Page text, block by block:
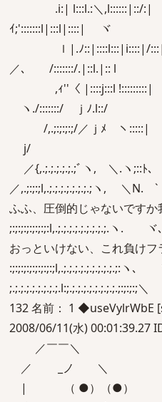
.i:| l:::l.:＼
ｲ;':::::::l|:::l|::::| ヾ
ｌ|.ﾉ
／､ /:::::::/.|::l.|:: l
,ｨ''〈
ヽ./:::::::/ ｊﾉ.l::/
/,.;:;:;:;/／ｊﾒ
j/
／{,.;.;.;.;.;.;ﾞヽ, ＼.ヽ;::
／,.;:;:;l,.;.;.;.;.;.;.;.;ヽ,
ふふ、圧倒的じゃないです
おっといけない、これ負けフ
:;:;:;:;:;:;:;:;l,.;.;.;.;.;.;.;.;.;.;:ヽ､
132 名前： 1 ◆useVylrWbE
2008/06/11(水) 00:01:39.27
／￣￣＼
／ _ノ ＼
| （ ●）（●）